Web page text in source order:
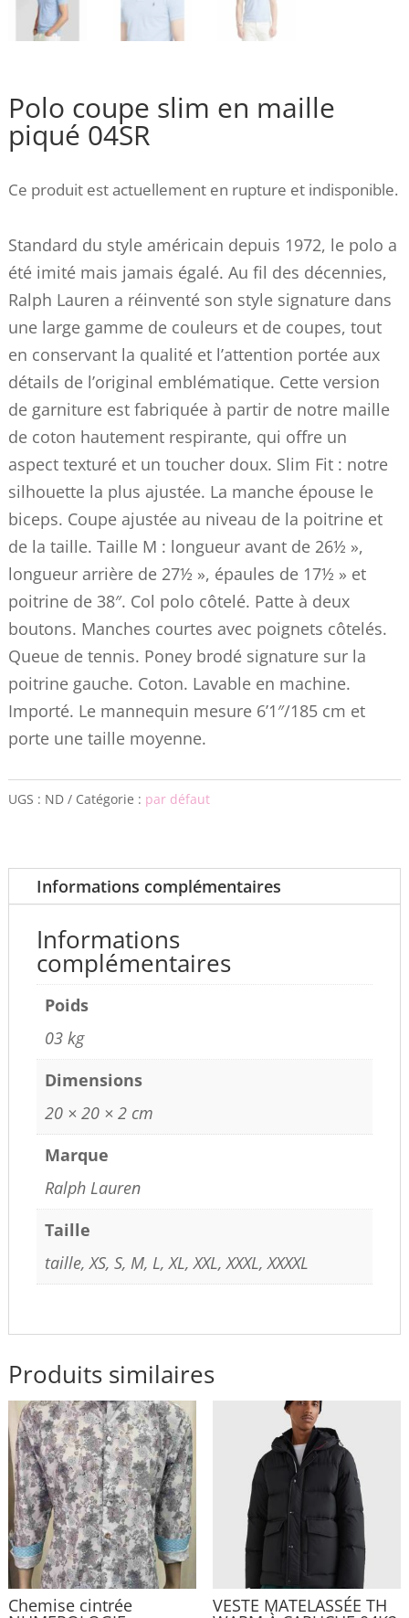
Polo coupe slim en maille
piqué 04SR
Ce produit est actuellement en rupture et indisponible.
Standard du style américain depuis 1972, le polo a
été imité mais jamais égalé. Au fil des décennies,
Ralph Lauren a réinventé son style signature dans
une large gamme de couleurs et de coupes, tout
en conservant la qualité et l’attention portée aux
détails de l’original emblématique. Cette version
de garniture est fabriquée à partir de notre maille
de coton hautement respirante, qui offre un
aspect texturé et un toucher doux. Slim Fit : notre
silhouette la plus ajustée. La manche épouse le
biceps. Coupe ajustée au niveau de la poitrine et
de la taille. Taille M : longueur avant de 26½ »,
longueur arrière de 27½ », épaules de 17½ » et
poitrine de 38″. Col polo côtelé. Patte à deux
boutons. Manches courtes avec poignets côtelés.
Queue de tennis. Poney brodé signature sur la
poitrine gauche. Coton. Lavable en machine.
Importé. Le mannequin mesure 6’1″/185 cm et
porte une taille moyenne.
UGS : ND Catégorie : par défaut
Informations complémentaires
Informations
complémentaires
Poids
03 kg
Dimensions
20 × 20 × 2 cm
Marque
Ralph Lauren
Taille
taille, XS, S, M, L, XL, XXL, XXXL, XXXXL
Produits similaires
Chemise cintrée VESTE MATELASSÉE TH